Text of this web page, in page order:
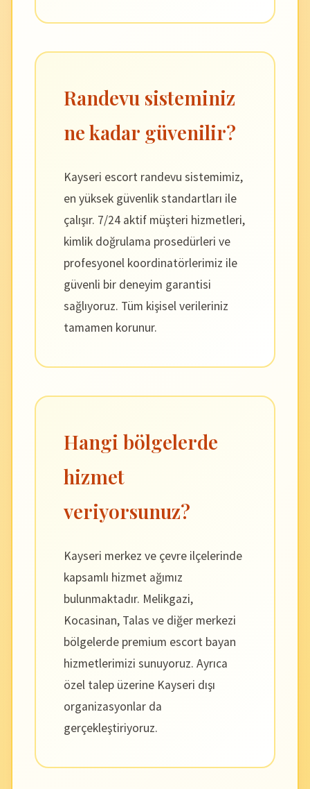
Randevu sisteminiz
ne kadar güvenilir?
Kayseri escort randevu sistemimiz,
en yüksek güvenlik standartları ile
çalışır. 7/24 aktif müşteri hizmetleri,
kimlik doğrulama prosedürleri ve
profesyonel koordinatörlerimiz ile
güvenli bir deneyim garantisi
sağlıyoruz. Tüm kişisel verileriniz
tamamen korunur.
Hangi bölgelerde
hizmet
veriyorsunuz?
Kayseri merkez ve çevre ilçelerinde
kapsamlı hizmet ağımız
bulunmaktadır. Melikgazi,
Kocasinan, Talas ve diğer merkezi
bölgelerde premium escort bayan
hizmetlerimizi sunuyoruz. Ayrıca
özel talep üzerine Kayseri dışı
organizasyonlar da
gerçekleştiriyoruz.